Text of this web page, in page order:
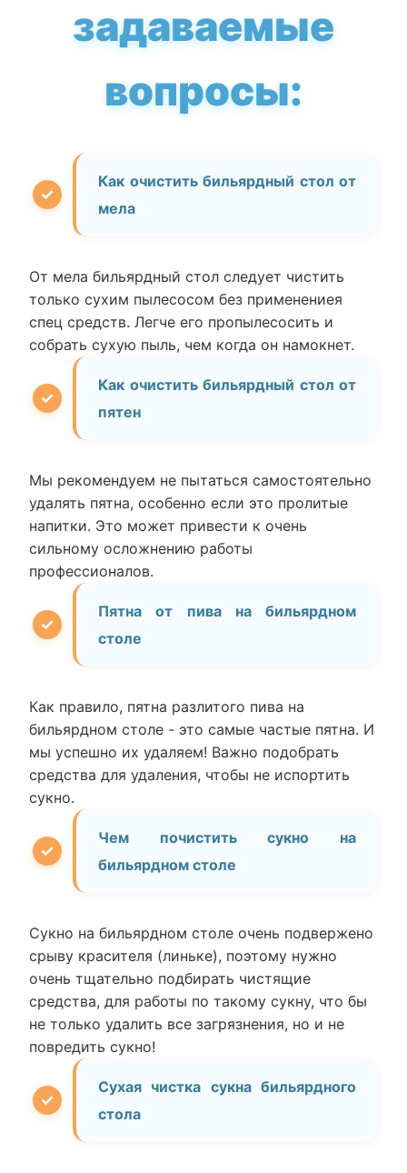
задаваемые
вопросы:
Как очистить бильярдный стол от
мела
От мела бильярдный стол следует чистить
только сухим пылесосом без применениея
спец средств. Легче его пропылесосить и
собрать сухую пыль, чем когда он намокнет.
Как очистить бильярдный стол от
пятен
Мы рекомендуем не пытаться самостоятельно
удалять пятна, особенно если это пролитые
напитки. Это может привести к очень
сильному осложнению работы
профессионалов.
Пятна от пива на бильярдном
столе
Как правило, пятна разлитого пива на
бильярдном столе - это самые частые пятна. И
мы успешно их удаляем! Важно подобрать
средства для удаления, чтобы не испортить
сукно.
Чем почистить сукно на
бильярдном столе
Сукно на бильярдном столе очень подвержено
срыву красителя (линьке), поэтому нужно
очень тщательно подбирать чистящие
средства, для работы по такому сукну, что бы
не только удалить все загрязнения, но и не
повредить сукно!
Сухая чистка сукна бильярдного
стола